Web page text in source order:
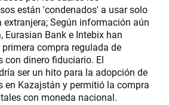
están 'condenados' a usar solo
extranjera; Según información aún
Eurasian Bank e Intebix han
compra regulada de
con dinero fiduciario. El
ser un hito para la adopción de
en Kazajstán y permitió la compra
con moneda nacional.